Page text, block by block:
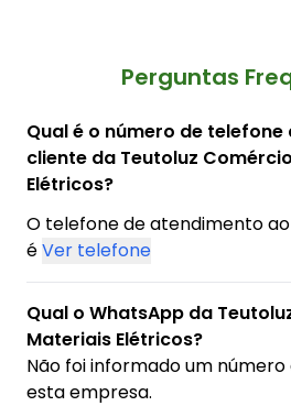
Perguntas
Qual é o número de
cliente da Teutoluz
Elétricos?
O telefone de atendimento
éVer telefone
Qual o WhatsApp da
Materiais Elétricos?
Não foi informado um
esta empresa.